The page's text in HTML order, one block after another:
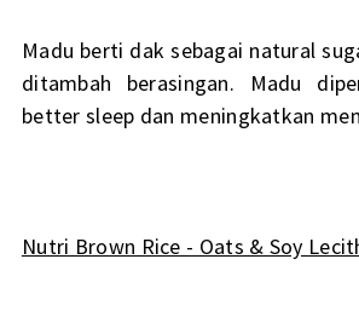
Madu berti dak sebagai natural
ditambah berasingan. Madu
better sleep dan meningkatkan
Nutri Brown Rice - Oats & Soy